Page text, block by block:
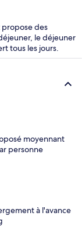
propose des
le déjeuner
tous les jours.
moyennant
personne
à l'avance